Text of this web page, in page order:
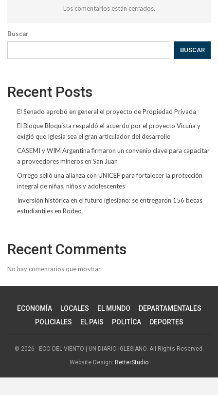
Los comentarios están cerrados.
Buscar
BUSCAR
Recent Posts
El Senado aprobó en general el proyecto de Propiedad Privada
El Bloque Bloquista respaldó el acuerdo por el proyecto Vicuña y
exigió que Iglesia sea el gran articulador del desarrollo
CASEMI y WIM Argentina firmaron un convenio clave para capacitar
a proveedores mineros en San Juan
Orrego selló una alianza con UNICEF para fortalecer la protección
integral de niñas, niños y adolescentes
Inversión histórica en el futuro iglesiano: se entregaron 156 becas
estudiantiles en Rodeo
Recent Comments
No hay comentarios que mostrar.
ECONOMÍA LOCALES EL MUNDO
DEPARTAMENTALES
POLICIALES
EL PAIS POLITÍCA DEPORTES
© 2026 - ECO DEL VIENTO | UN DIARIO IGLESIANO. All Rights Reserved.
Website Design: BetterStudio